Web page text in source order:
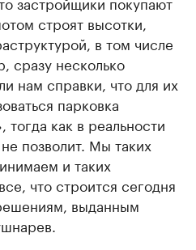
строят высотки,
в том числе
сразу несколько
нам справки, что для их
парковка
как в реальности
позволит. Мы таких
и таких
что строится сегодня
выданным